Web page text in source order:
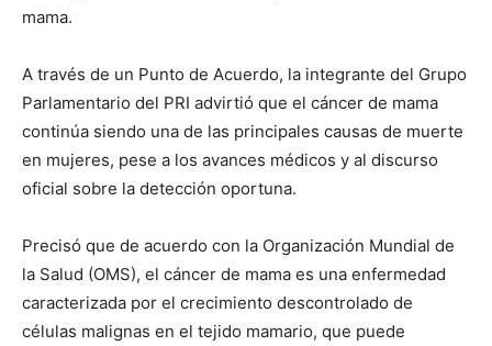
mama.
A través de un Punto de Acuerdo, la integrante del Grupo
Parlamentario del PRI advirtió que el cáncer de mama
continúa siendo una de las principales causas de muerte
en mujeres, pese a los avances médicos y al discurso
oficial sobre la detección oportuna.
Precisó que de acuerdo con la Organización Mundial de
la Salud (OMS), el cáncer de mama es una enfermedad
caracterizada por el crecimiento descontrolado de
células malignas en el tejido mamario, que puede